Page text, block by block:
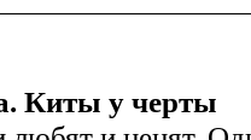
Киты у черты